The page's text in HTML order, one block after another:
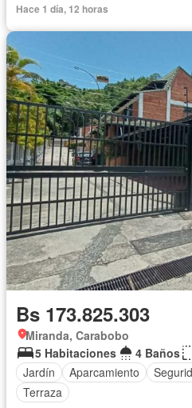
Hace 1 día, 12 horas
Bs 173.825.303
Miranda, Carabobo
5 Habitaciones
4 Baños
Jardín
Aparcamiento
Terraza